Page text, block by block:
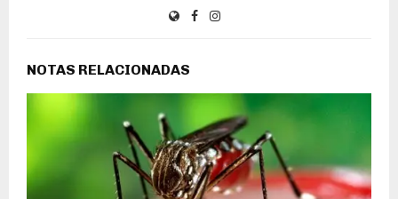
NOTAS RELACIONADAS